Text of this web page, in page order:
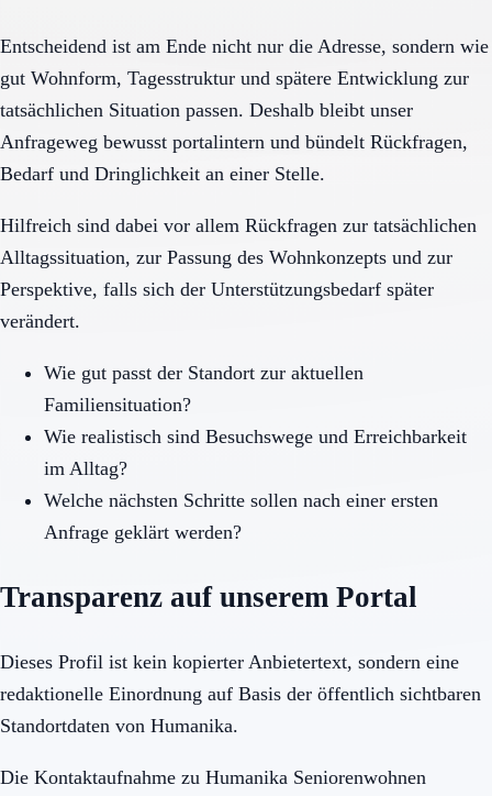
Entscheidend ist am Ende nicht nur die Adresse, sondern wie
gut Wohnform, Tagesstruktur und spätere Entwicklung zur
tatsächlichen Situation passen. Deshalb bleibt unser
Anfrageweg bewusst portalintern und bündelt Rückfragen,
Bedarf und Dringlichkeit an einer Stelle.
Hilfreich sind dabei vor allem Rückfragen zur tatsächlichen
Alltagssituation, zur Passung des Wohnkonzepts und zur
Perspektive, falls sich der Unterstützungsbedarf später
verändert.
Wie gut passt der Standort zur aktuellen
Familiensituation?
Wie realistisch sind Besuchswege und Erreichbarkeit
im Alltag?
Welche nächsten Schritte sollen nach einer ersten
Anfrage geklärt werden?
Transparenz auf unserem Portal
Dieses Profil ist kein kopierter Anbietertext, sondern eine
redaktionelle Einordnung auf Basis der öffentlich sichtbaren
Standortdaten von Humanika.
Die Kontaktaufnahme zu Humanika Seniorenwohnen